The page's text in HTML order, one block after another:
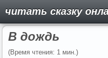
читать сказку
В дождь
(Время чтения: 1 мин.)